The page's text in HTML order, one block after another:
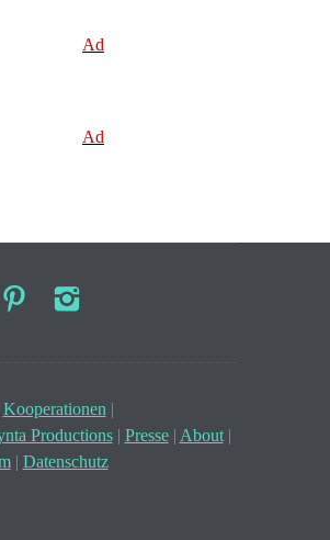
Kooperationen |
Productions| Presse| About|
| Datenschutz